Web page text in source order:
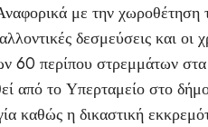
με την χωροθέτηση
δεσμεύσεις και οι
60 περίπου στρεμμάτων
από το Υπερταμείο στο
καθώς η δικαστική